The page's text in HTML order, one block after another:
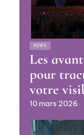
NEWS
Les
pour
votre
10 mars 2026